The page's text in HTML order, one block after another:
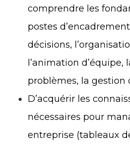
comprendre les
postes
décisions,
l’animation d’équipe,
problèmes, la gestion
D’acquérir les
nécessaires pour
entreprise (tableaux